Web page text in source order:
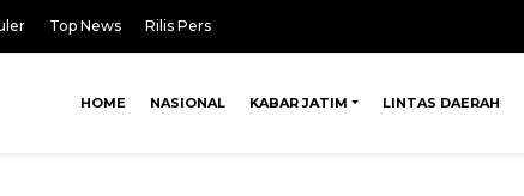
Top News Rilis Pers
HOME NASIONAL KABAR JATIM LINTAS DAERAH